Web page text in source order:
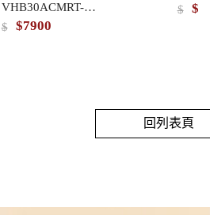
子豪華型300系列四合一
暖風機VHB30ACMRT-A
VHB30ACMRT-
A/VHB30BCMRT-A
$ $7900
FV-
$ $
回列表頁